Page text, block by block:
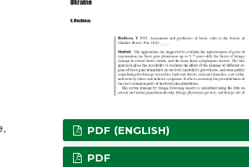
PDF (ENGLISH)
PDF